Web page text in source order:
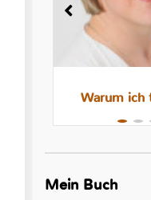
Warum ich
Mein Buch